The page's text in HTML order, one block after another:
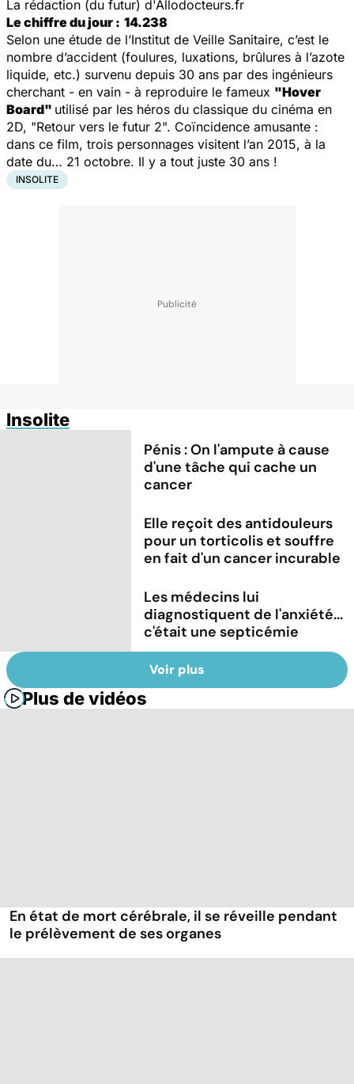
La rédaction (du futur) d'Allodocteurs.fr
Le chiffre du jour : 14.238
Selon une étude de l’Institut de Veille Sanitaire, c’est le
nombre d’accident (foulures, luxations, brûlures à l’azote
liquide, etc.) survenu depuis 30 ans par des ingénieurs
cherchant - en vain - à reproduire le fameux "Hover
Board" utilisé par les héros du classique du cinéma en
2D, "Retour vers le futur 2". Coïncidence amusante :
dans ce film, trois personnages visitent l’an 2015, à la
date du… 21 octobre. Il y a tout juste 30 ans !
INSOLITE
Insolite
Pénis : On l'ampute à cause
d'une tâche qui cache un
cancer
Elle reçoit des antidouleurs
pour un torticolis et souffre
en fait d'un cancer incurable
Les médecins lui
diagnostiquent de l'anxiété...
c'était une septicémie
Voir plus
Plus de vidéos
En état de mort cérébrale, il se réveille pendant
le prélèvement de ses organes